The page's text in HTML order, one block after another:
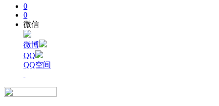
0
0
微信
微博
QQ
QQ空间